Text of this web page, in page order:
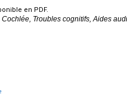
en PDF.
Troubles cognitifs, Aides